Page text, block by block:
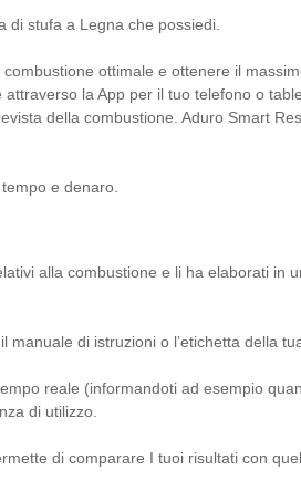
di stufa a Legna che possiedi.
ottimale e ottenere il
la App per il tuo telefono o
della combustione. Aduro Smart
e denaro.
alla combustione e li ha elaborati in
di istruzioni o l’etichetta della
reale (informandoti ad esempio
di utilizzo.
di comparare I tuoi risultati con